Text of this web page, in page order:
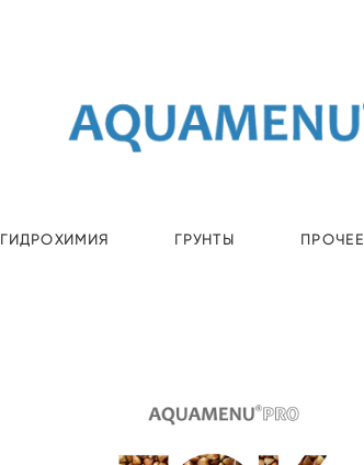
ГИДРОХИМИЯ ГРУНТЫ ПРОЧЕЕ